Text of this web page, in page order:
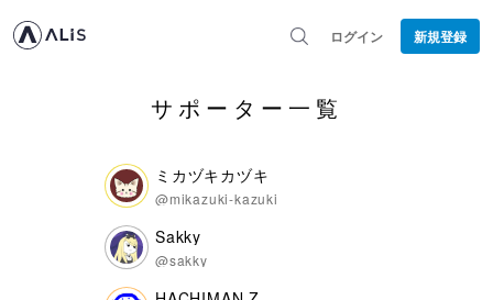
ログイン 新規登録
サポーター一覧
ミカヅキカヅキ
@mikazuki-kazuki
Sakky
@sakky